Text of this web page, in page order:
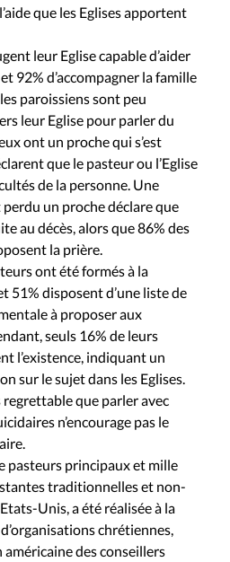
que les Eglises apportent
leur Eglise capable d’aider
92% d’accompagner la famille
paroissiens sont peu
leur Eglise pour parler du
ont un proche qui s’est
que le pasteur ou l’Eglise
de la personne. Une
un proche déclare que
au décès, alors que 86% des
la prière.
ont été formés à la
51% disposent d’une liste de
à proposer aux
seuls 16% de leurs
l’existence, indiquant un
sur le sujet dans les Eglises.
regrettable que parler avec
n’encourage pas le
pasteurs principaux et mille
traditionnelles et non-
Unis, a été réalisée à la
chrétiennes,
des conseillers